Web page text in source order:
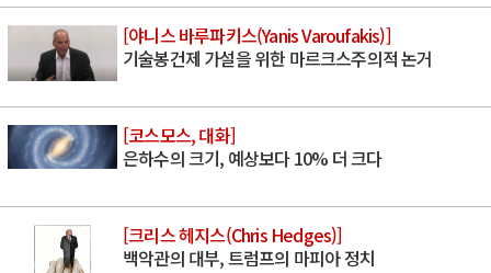
[야니스 바루파키스(Yanis Varoufakis)]
기술봉건제 가설을 위한 마르크스주의적 논거
[코스모스, 대화]
은하수의 크기, 예상보다 10% 더 크다
[크리스 헤지스(Chris Hedges)]
백악관의 대부, 트럼프의 마피아 정치